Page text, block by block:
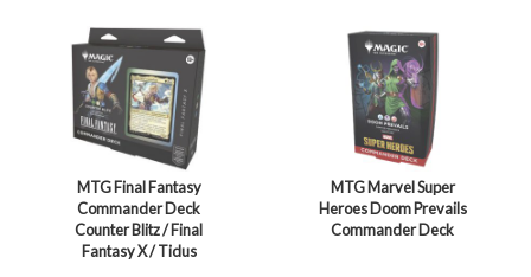
MTG Final Fantasy
Commander Deck
Counter Blitz / Final
Fantasy X / Tidus
MTG Marvel Super
Heroes Doom Prevails
Commander Deck